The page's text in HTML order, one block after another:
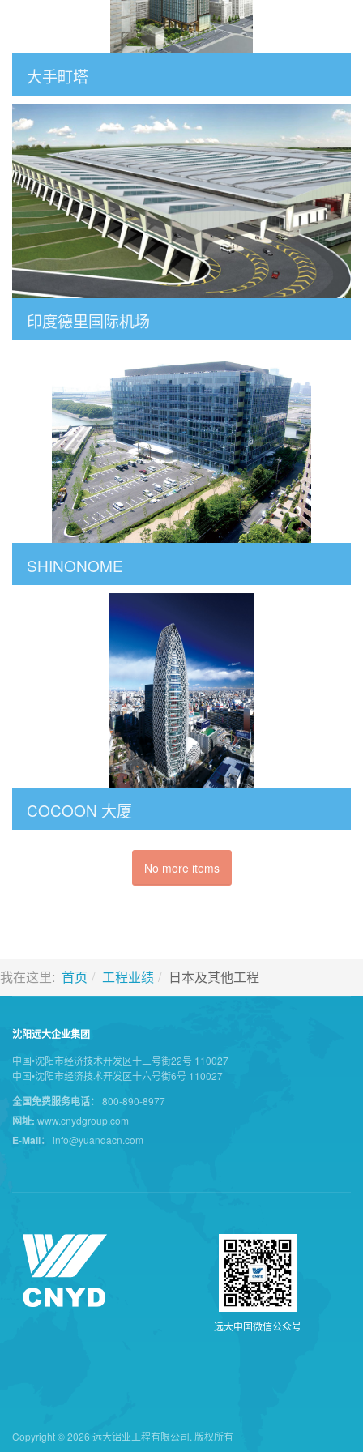
大手町塔
印度德里国际机场
SHINONOME
COCOON 大厦
No more items
我在这里: 首页 工程业绩 日本及其他工程
沈阳远大企业集团
中国•沈阳市经济技术开发区十三号街22号 110027
中国•沈阳市经济技术开发区十六号街6号 110027
全国免费服务电话： 800-890-8977
网址: www.cnydgroup.com
E-Mail： info@yuandacn.com
远大中 国微信公众号
Copyright © 2026 远大铝业工程有限公司. 版权所有